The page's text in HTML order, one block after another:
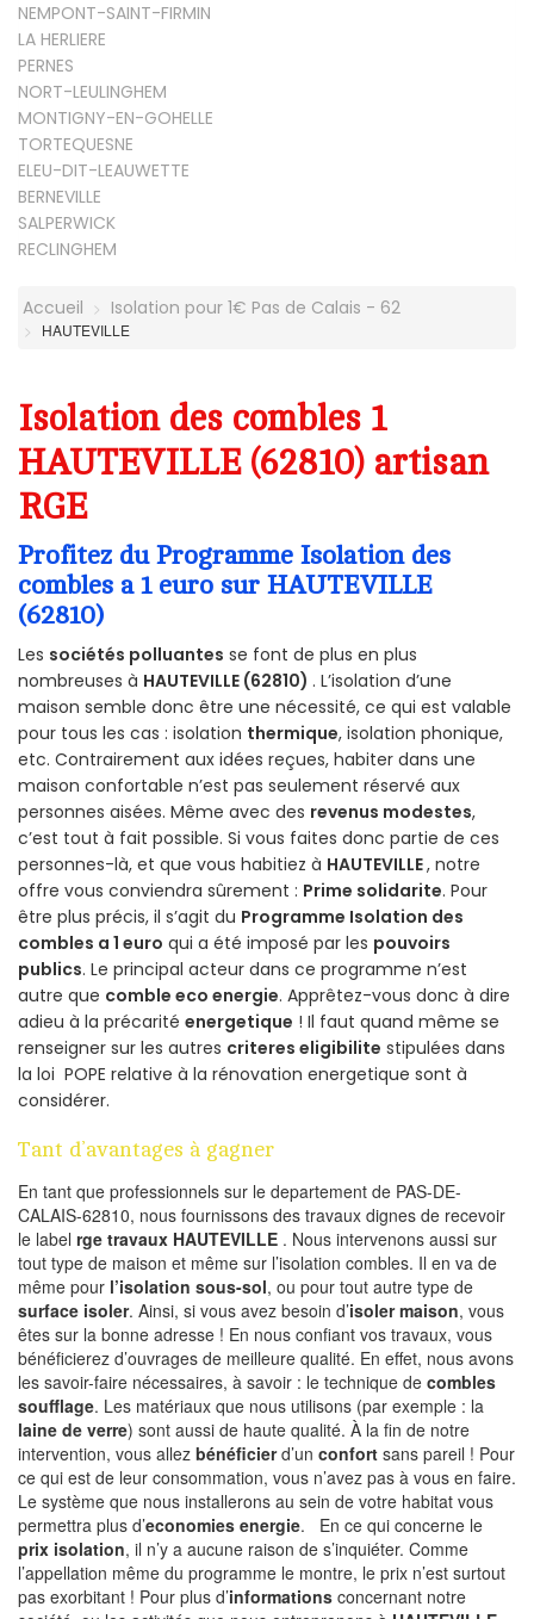
NEMPONT-SAINT-FIRMIN
LA HERLIERE
PERNES
NORT-LEULINGHEM
MONTIGNY-EN-GOHELLE
TORTEQUESNE
ELEU-DIT-LEAUWETTE
BERNEVILLE
SALPERWICK
RECLINGHEM
Accueil Isolation pour 1€ Pas de Calais - 62
HAUTEVILLE
Isolation des combles 1
HAUTEVILLE (62810) artisan
RGE
Profitez du Programme Isolation des
combles a 1 euro sur HAUTEVILLE
(62810)
Les sociétés polluantes se font de plus en plus
nombreuses à HAUTEVILLE (62810) . L’isolation d’une
maison semble donc être une nécessité, ce qui est valable
pour tous les cas : isolation thermique, isolation phonique,
etc. Contrairement aux idées reçues, habiter dans une
maison confortable n’est pas seulement réservé aux
personnes aisées. Même avec des revenus modestes,
c’est tout à fait possible. Si vous faites donc partie de ces
personnes-là, et que vous habitiez à HAUTEVILLE, notre
offre vous conviendra sûrement : Prime solidarite. Pour
être plus précis, il s’agit du Programme Isolation des
combles a 1 euro qui a été imposé par les pouvoirs
publics. Le principal acteur dans ce programme n’est
autre que comble eco energie. Apprêtez-vous donc à dire
adieu à la précarité energetique ! Il faut quand même se
renseigner sur les autres criteres eligibilite stipulées dans
la loi POPE relative à la rénovation energetique sont à
considérer.
Tant d’avantages à gagner
En tant que professionnels sur le departement de PAS-DE-
CALAIS-62810, nous fournissons des travaux dignes de recevoir
le label rge travaux HAUTEVILLE . Nous intervenons aussi sur
tout type de maison et même sur l’isolation combles. Il en va de
même pour l’isolation sous-sol, ou pour tout autre type de
surface isoler. Ainsi, si vous avez besoin d’isoler maison, vous
êtes sur la bonne adresse ! En nous confiant vos travaux, vous
bénéficierez d’ouvrages de meilleure qualité. En effet, nous avons
les savoir-faire nécessaires, à savoir : le technique de combles
soufflage. Les matériaux que nous utilisons (par exemple : la
laine de verre) sont aussi de haute qualité. À la fin de notre
intervention, vous allez bénéficierd’un confort sans pareil ! Pour
ce qui est de leur consommation, vous n’avez pas à vous en faire.
Le système que nous installerons au sein de votre habitat vous
permettra plus d’economies energie. En ce qui concerne le
prix isolation, il n’y a aucune raison de s’inquiéter. Comme
l’appellation même du programme le montre, le prix n’est surtout
pas exorbitant ! Pour plus d’informations concernant notre